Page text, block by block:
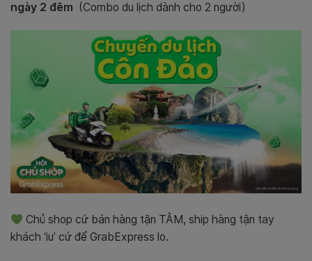
ngày 2 đêm (Combo du lịch dành cho 2 người)
Chủ shop cứ bán hàng tận TÂM, ship hàng tận tay
khách ‘iu’ cứ để GrabExpress lo.